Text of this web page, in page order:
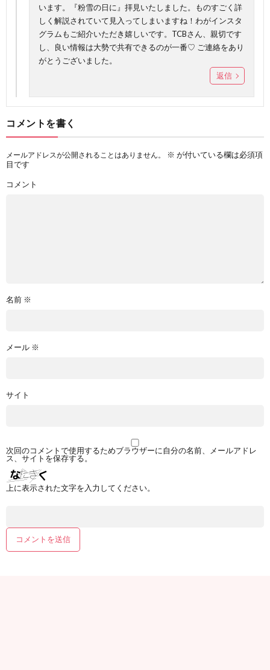
います。『粉雪の日に』拝見いたしました。ものすごく詳
しく解説されていて見入ってしまいますね！わがインスタ
グラムもご紹介いただき嬉しいです。TCBさん、親切です
し、良い情報は大勢で共有できるのが一番♡ ご連絡をあり
がとうございました。
返信
コメントを書く
メールアドレスが公開されることはありません。 ※ が付いている欄は必須項
目です
コメント
名前 ※
メール ※
サイト
次回のコメントで使用するためブラウザーに自分の名前、メールアドレ
ス、サイトを保存する。
上に表示された文字を入力してください。